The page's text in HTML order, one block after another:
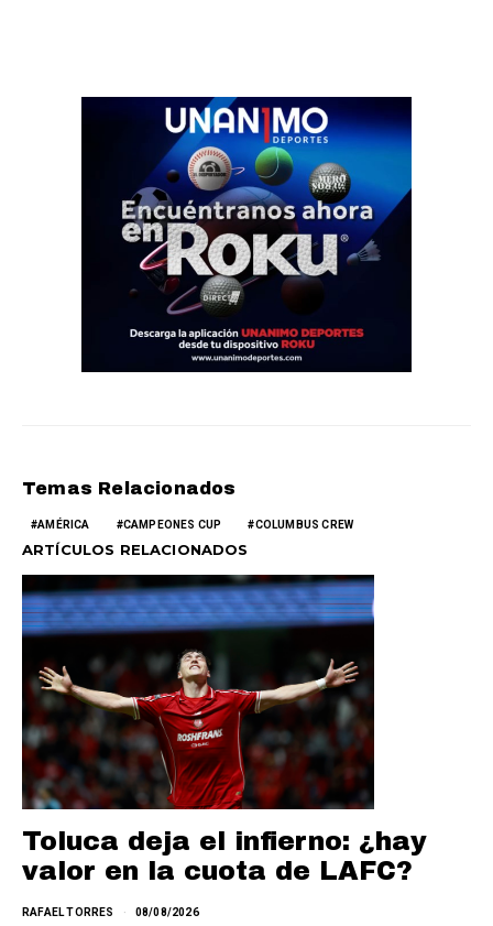
Temas Relacionados
AMÉRICA CAMPEONES CUP COLUMBUS CREW
ARTÍCULOS RELACIONADOS
Toluca deja el infierno: ¿hay
valor en la cuota de LAFC?
RAFAEL TORRES 08/08/2026